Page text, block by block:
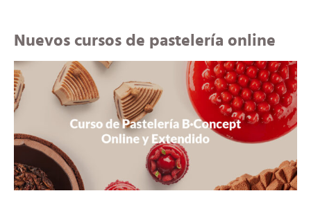
Nuevos cursos de pastelería online